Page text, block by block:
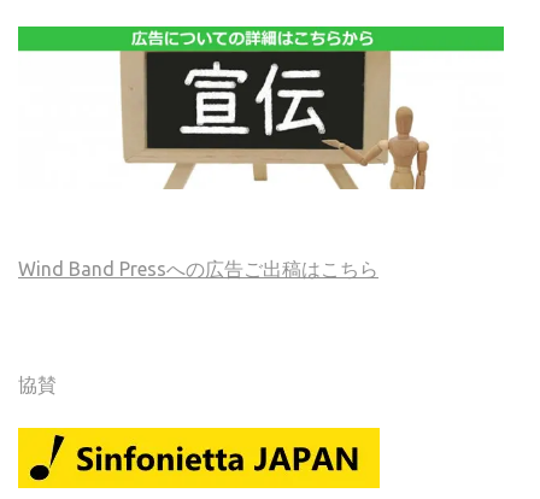
Wind Band Pressへの広告ご出稿はこちら
協賛